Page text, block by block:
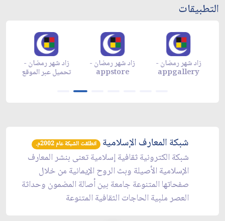
التطبيقات
زاد شهر رمضان -
تحميل عبر الموقع
زاد شهر رمضان -
appstore
زاد شهر رمضان -
appgallery
شبكة المعارف الإسلامية انطلقت الشبكة عام 2002م.
شبكة الكترونية ثقافية إسلامية تعنى بنشر المعارف
الإسلامية الأصيلة وبث الروح الإيمانية من خلال
صفحاتها المتنوعة جامعة بين أصالة المضمون وحداثة
العصر ملبية الحاجات الثقافية المتنوعة